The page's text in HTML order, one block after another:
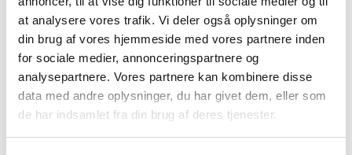
at analysere vores trafik. Vi deler også oplysninger om
din brug af vores hjemmeside med vores partnere inden
for sociale medier, annonceringspartnere og
analysepartnere. Vores partnere kan kombinere disse
data med andre oplysninger, du har givet dem, eller som
de har indsamlet fra din brug af deres tjenester.
BESKRIVELSE
YDERLIGERE INFORMATION
BRAND
FAQ
Langærmet Immy trøje i mørkegrå fra Trespass er til alle
damer, som elsker afslappede pasforme og sporty udtryk.
Denne trøje har lange ærmer, justerbar hætte, mesh kant
samt en længere længde. Den kan bruges både i hverdagen, til
sport og til de mere afslappede tider.